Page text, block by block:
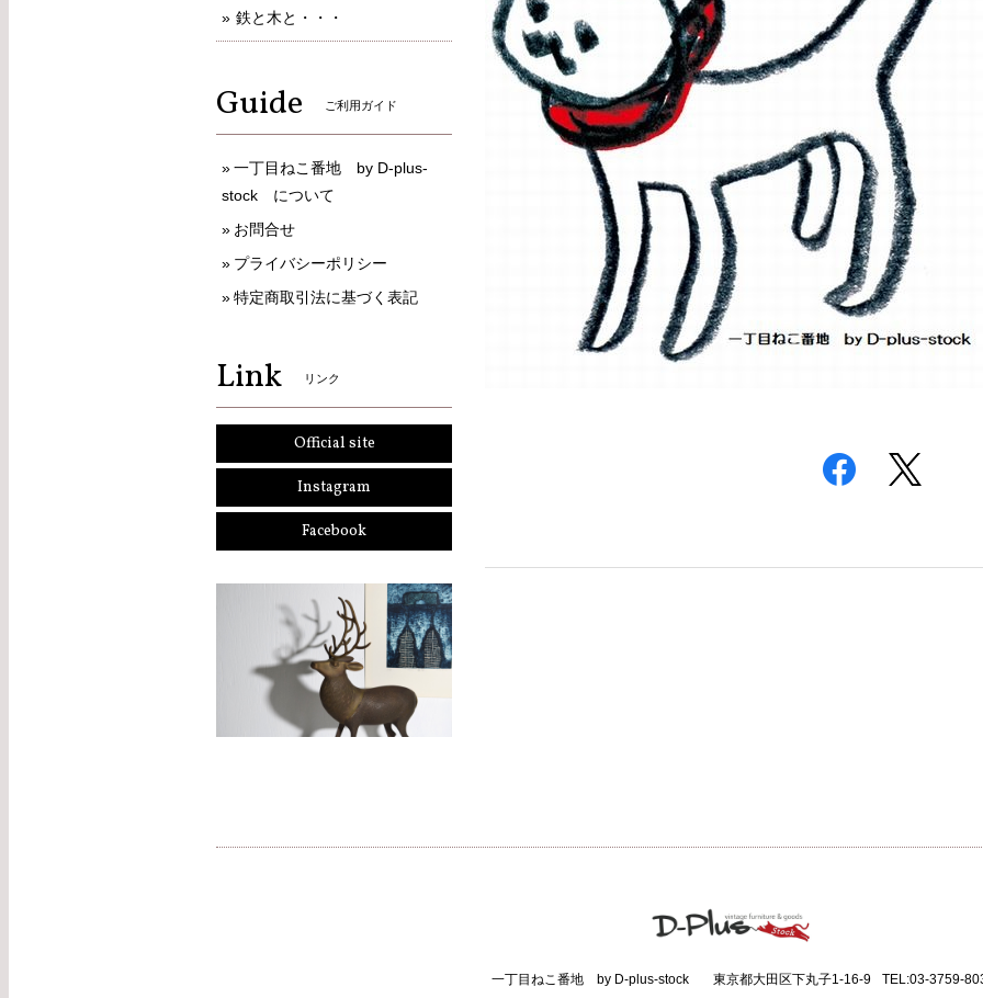
鉄と木と・・・
Guide ご利用ガイド
一丁目ねこ番地 by D-plus-
stock について
お問合せ
プライバシーポリシー
特定商取引法に基づく表記
Link リンク
Official site
Instagram
Facebook
一丁目ねこ番地 by D-plus-stock 東京都大田区下丸子1-16-9 TEL:03-3759-